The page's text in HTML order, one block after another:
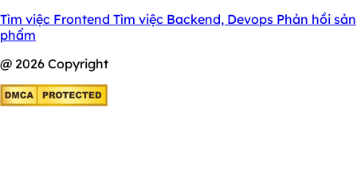
Tìm việc Frontend Tìm việc Backend, Devops Phản hồi sản
phẩm
@ 2026 Copyright